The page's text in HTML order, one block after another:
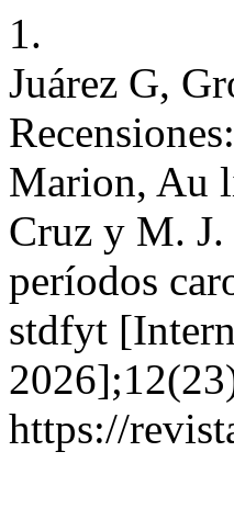
1.
Juárez G,
Marion, Au
Cruz y M.
períodos
stdfyt
https://